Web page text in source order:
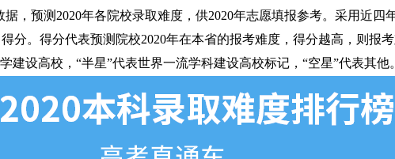
据，预测2020年各院校录取难度，供2020年志愿填报参考。采用近四
分。得分代表预测院校2020年在本省的报考难度，得分越高，则报考
建设高校，“半星”代表世界一流学科建设高校标记，“空星”代表其他。